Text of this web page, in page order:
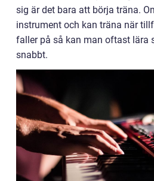
sig är det bara att börja träna.
instrument och kan träna när
faller på så kan man oftast lära
snabbt.